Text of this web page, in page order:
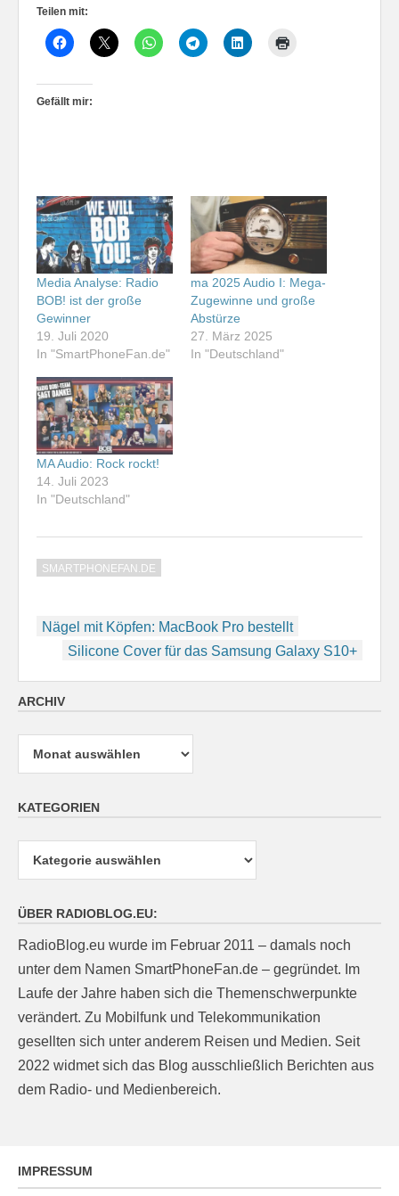
Teilen mit:
Gefällt mir:
Media Analyse: Radio
BOB! ist der große
Gewinner
19. Juli 2020
In "SmartPhoneFan.de"
ma 2025 Audio I: Mega-
Zugewinne und große
Abstürze
27. März 2025
In "Deutschland"
MA Audio: Rock rockt!
14. Juli 2023
In "Deutschland"
SMARTPHONEFAN.DE
Beitragsnavigation
Nägel mit Köpfen: MacBook Pro bestellt
Silicone Cover für das Samsung Galaxy S10+
ARCHIV
Archiv
KATEGORIEN
Kategorien
ÜBER RADIOBLOG.EU:
RadioBlog.eu wurde im Februar 2011 – damals noch
unter dem Namen SmartPhoneFan.de – gegründet. Im
Laufe der Jahre haben sich die Themenschwerpunkte
verändert. Zu Mobilfunk und Telekommunikation
gesellten sich unter anderem Reisen und Medien. Seit
2022 widmet sich das Blog ausschließlich Berichten aus
dem Radio- und Medienbereich.
IMPRESSUM